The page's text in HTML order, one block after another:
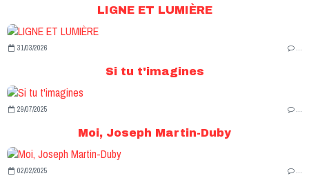
LIGNE ET LUMIÈRE
31/03/2026
Si tu t'imagines
29/07/2025
Moi, Joseph Martin-Duby
02/02/2025